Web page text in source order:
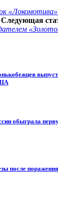
«Локомотива»
Следующая
обыграла
после